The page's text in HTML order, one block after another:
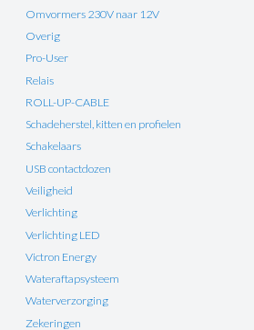
Omvormers 230V naar 12V
Overig
Pro-User
Relais
ROLL-UP-CABLE
Schadeherstel, kitten en profielen
Schakelaars
USB contactdozen
Veiligheid
Verlichting
Verlichting LED
Victron Energy
Wateraftapsysteem
Waterverzorging
Zekeringen